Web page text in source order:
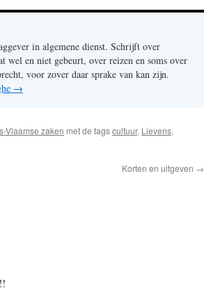
in algemene dienst. Schrijft over
wel en niet gebeurt, over reizen en soms over
voor zover daar sprake van kan zijn.
→
Vlaamse zaken met de tagscultuur, Lievens,
Korten en uitgeven →